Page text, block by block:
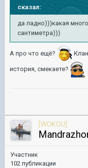
сказал:
да ладно)))какая
сантиметра)))
А про что ещё?
история, смекаете?
[WOKOU]
Участник
102 публикации